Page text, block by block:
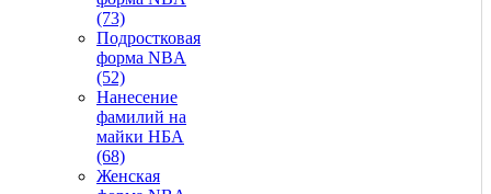
(73)
Подростковая
форма NBA
(52)
Нанесение
фамилий на
майки НБА
(68)
Женская